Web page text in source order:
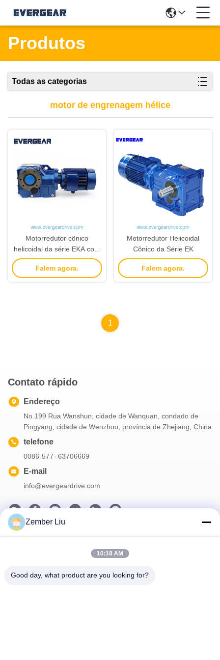
Produtos
Todas as categorias
motor de engrenagem hélice
Motorredutor cônico
helicoidal da série EKA com
faixa de potência de
0,18KW-200KW e relação de
Falem agora.
Motorredutor Helicoidal
Cônico da Série EK
Falem agora.
1
Contato rápido
Endereço
No.199 Rua Wanshun, cidade de Wanquan, condado de
Pingyang, cidade de Wenzhou, província de Zhejiang, China
telefone
0086-577- 63706669
E-mail
info@evergeardrive.com
Nosso boletim informativo
Assine nossa newsletter para descontos e muito mais.
Zember Liu
10:18 AM
Good day, what product are you looking for?